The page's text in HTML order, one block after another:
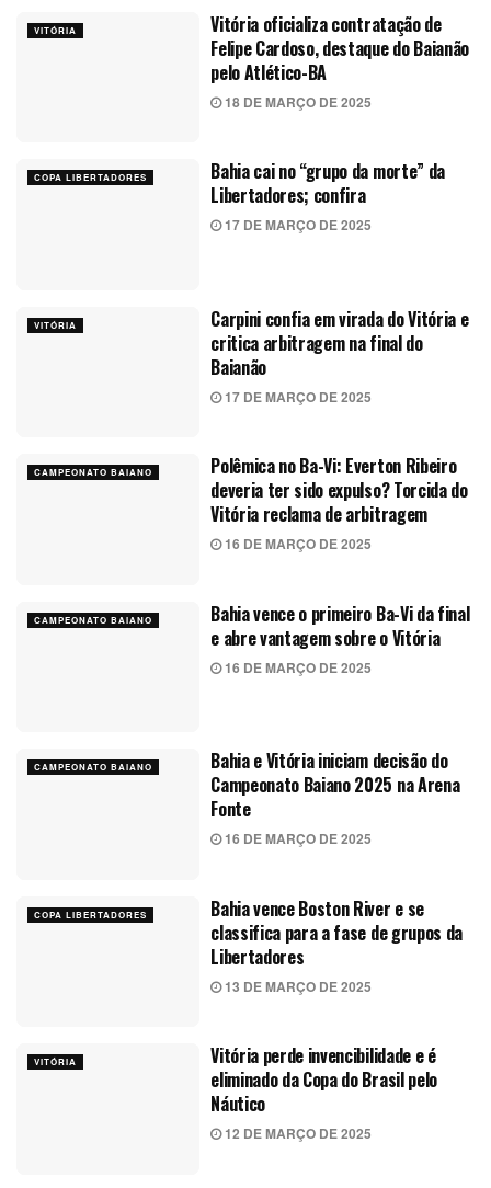
VITÓRIA
Vitória oficializa contratação de
Felipe Cardoso, destaque do Baianão
pelo Atlético-BA
18 DE MARÇO DE 2025
COPA LIBERTADORES
Bahia cai no “grupo da morte” da
Libertadores; confira
17 DE MARÇO DE 2025
VITÓRIA
Carpini confia em virada do Vitória e
critica arbitragem na final do
Baianão
17 DE MARÇO DE 2025
CAMPEONATO BAIANO
Polêmica no Ba-Vi: Everton Ribeiro
deveria ter sido expulso? Torcida do
Vitória reclama de arbitragem
16 DE MARÇO DE 2025
CAMPEONATO BAIANO
Bahia vence o primeiro Ba-Vi da final
e abre vantagem sobre o Vitória
16 DE MARÇO DE 2025
CAMPEONATO BAIANO
Bahia e Vitória iniciam decisão do
Campeonato Baiano 2025 na Arena
Fonte
16 DE MARÇO DE 2025
COPA LIBERTADORES
Bahia vence Boston River e se
classifica para a fase de grupos da
Libertadores
13 DE MARÇO DE 2025
VITÓRIA
Vitória perde invencibilidade e é
eliminado da Copa do Brasil pelo
Náutico
12 DE MARÇO DE 2025